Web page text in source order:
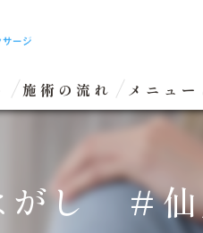
施術の流れ メニュー
リラクゼ
整体矯正
がし ＃